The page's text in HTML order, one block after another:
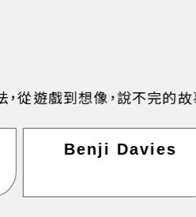
從遊戲到想像，說不完的故
Benji Davies